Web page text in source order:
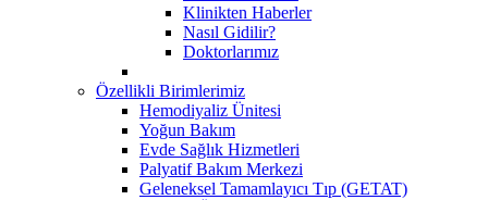
Klinikten Haberler
Nasıl Gidilir?
Doktorlarımız
Özellikli Birimlerimiz
Hemodiyaliz Ünitesi
Yoğun Bakım
Evde Sağlık Hizmetleri
Palyatif Bakım Merkezi
Geleneksel Tamamlayıcı Tıp (GETAT)